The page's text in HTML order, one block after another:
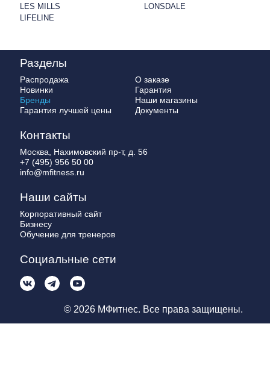
LES MILLS
LIFELINE
LONSDALE
Разделы
Распродажа
Новинки
Бренды
Гарантия лучшей цены
О заказе
Гарантия
Наши магазины
Документы
Контакты
Москва, Нахимовский пр-т, д. 56
+7 (495) 956 50 00
info@mfitness.ru
Наши сайты
Корпоративный сайт
Бизнесу
Обучение для тренеров
Социальные сети
© 2026 МФитнес. Все права защищены.